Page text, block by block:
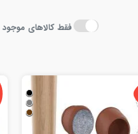
فقط کالاهای موجود